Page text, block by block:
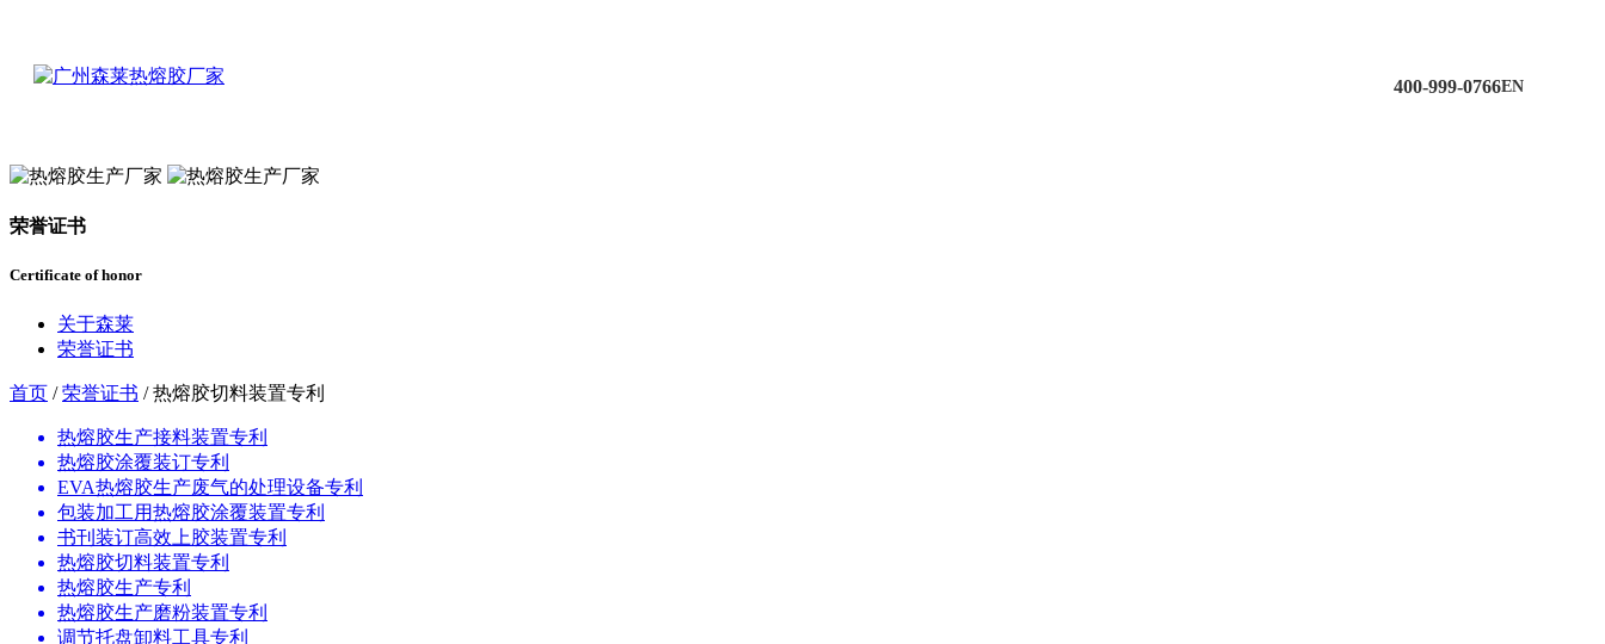
400-999-0766EN
荣誉证书
Certificate of honor
关于森莱
荣誉证书
首页 /荣誉证书 / 热熔胶切料装置专利
热熔胶生产接料装置专利
热熔胶涂覆装订专利
EVA热熔胶生产废气的处理设备专利
包装加工用热熔胶涂覆装置专利
书刊装订高效上胶装置专利
热熔胶切料装置专利
热熔胶生产专利
热熔胶生产磨粉装置专利
调节托盘卸料工具专利